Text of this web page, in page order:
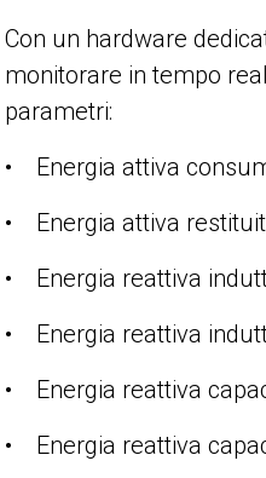
Con un hardware
monitorare in tempo
parametri:
• Energia attiva
• Energia attiva
• Energia reattiva
• Energia reattiva
• Energia reattiva
• Energia reattiva